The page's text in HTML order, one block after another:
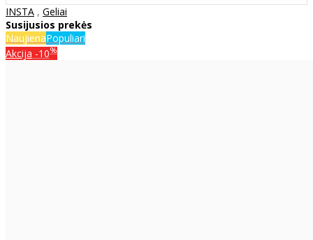
INSTA , Geliai
Susijusios prekės
NaujienaPopuliari
Akcija -10%